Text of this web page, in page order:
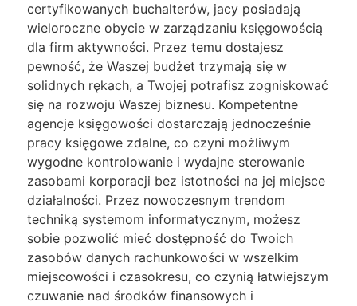
certyfikowanych buchalterów, jacy posiadają
wieloroczne obycie w zarządzaniu księgowością
dla firm aktywności. Przez temu dostajesz
pewność, że Waszej budżet trzymają się w
solidnych rękach, a Twojej potrafisz zogniskować
się na rozwoju Waszej biznesu. Kompetentne
agencje księgowości dostarczają jednocześnie
pracy księgowe zdalne, co czyni możliwym
wygodne kontrolowanie i wydajne sterowanie
zasobami korporacji bez istotności na jej miejsce
działalności. Przez nowoczesnym trendom
techniką systemom informatycznym, możesz
sobie pozwolić mieć dostępność do Twoich
zasobów danych rachunkowości w wszelkim
miejscowości i czasokresu, co czynią łatwiejszym
czuwanie nad środków finansowych i